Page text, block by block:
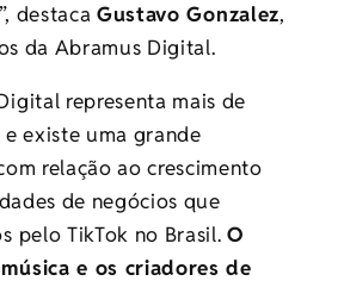
destacaGustavo Gonzalez,
da Abramus Digital.
representa mais de
existe uma grande
relação ao crescimento
de negócios que
pelo TikTok no Brasil.O
e os criadores de